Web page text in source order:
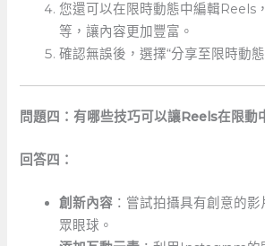
您還可以在限時動態中編輯Reels
等，讓內容更加豐富。
確認無誤後，選擇“分享至限時動態
問題四：有哪些技巧可以讓Reels在限動
回答四：
創新內容 ：嘗試拍攝具有創意的
眾眼球。